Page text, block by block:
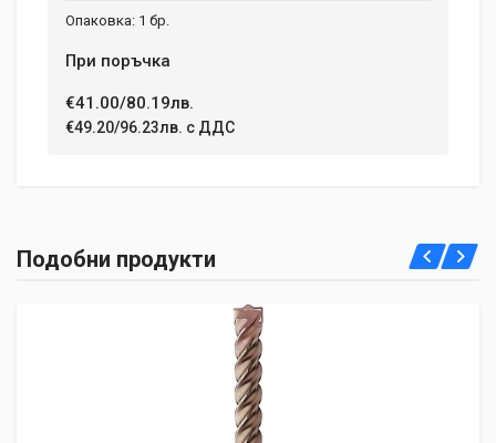
1 бр.
При поръчка
€41.00/80.19лв.
€49.20/96.23лв. с ДДС
Подобни продукти